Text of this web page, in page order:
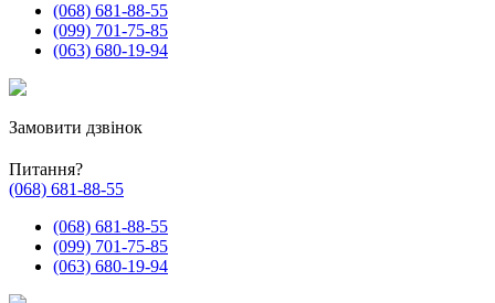
(068) 681-88-55
(099) 701-75-85
(063) 680-19-94
Замовити дзвінок
Питання?
(068) 681-88-55
(068) 681-88-55
(099) 701-75-85
(063) 680-19-94